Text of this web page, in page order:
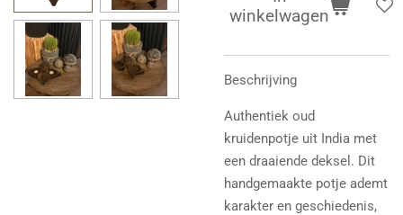
winkelwagen
Beschrijving
Authentiek oud
kruidenpotje uit India met
een draaiende deksel. Dit
handgemaakte potje ademt
karakter en geschiedenis,